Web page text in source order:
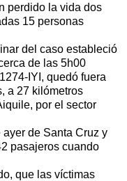
perdido la vida dos
15 personas
del caso estableció
de las 5h00
IYI, quedó fuera
a 27 kilómetros
por el sector
de Santa Cruz y
pasajeros cuando
que las víctimas